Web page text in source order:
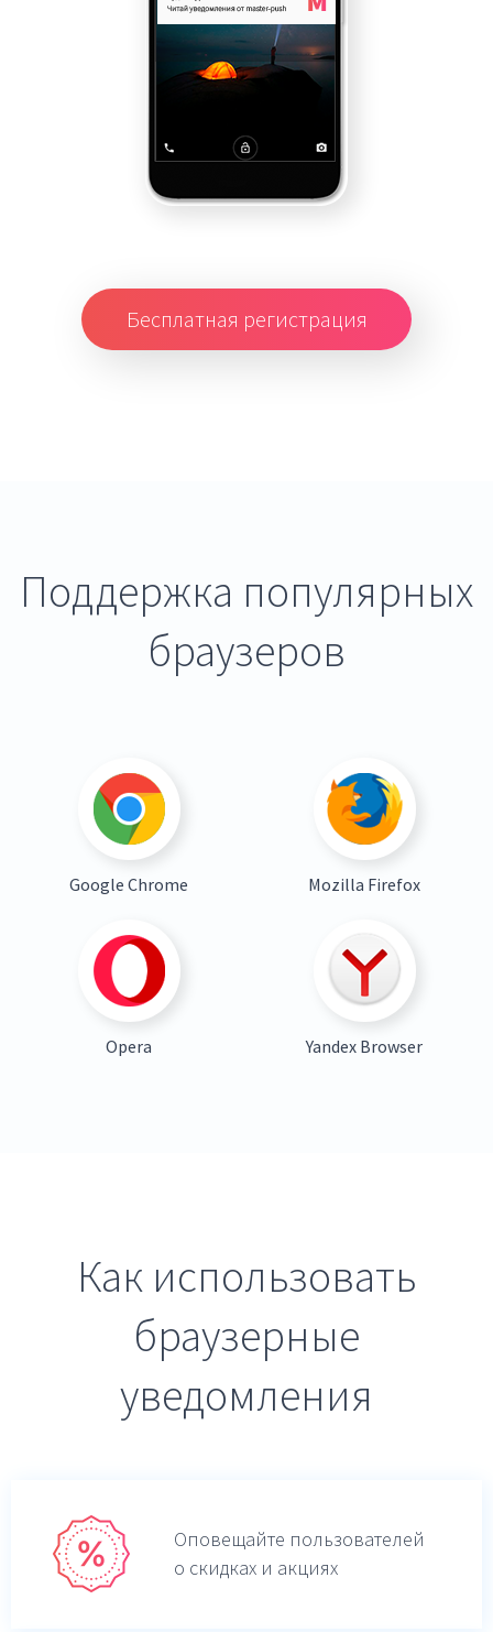
Бесплатная регистрация
Поддержка популярных
браузеров
Google Chrome Mozilla Firefox
Opera Yandex Browser
Как использовать
браузерные
уведомления
Оповещайте пользователей
о скидках и акциях